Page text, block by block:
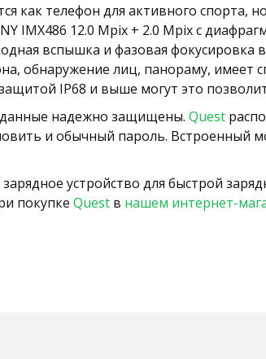
как телефон для активного спорта,
IMX486 12.0 Mpix + 2.0 Mpix с
вспышка и фазовая
обнаружение лиц, панораму,
IP68 и выше могут это
надежно защищены. Quest
и обычный пароль. Встроенный
устройство для быстрой
покупке Quest в нашем интернет-